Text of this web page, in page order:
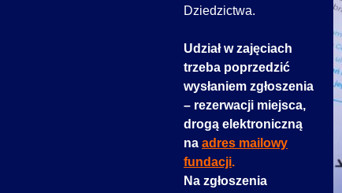
Dziedzictwa.
Udział w zajęciach
trzeba poprzedzić
wysłaniem zgłoszenia
– rezerwacji miejsca,
drogą elektroniczną
na adres mailowy
fundacji.
Na zgłoszenia